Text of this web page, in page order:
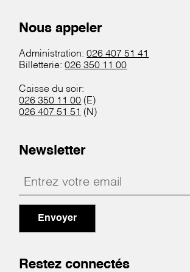
Nous appeler
Administration:026 407 51 41
Billetterie:026 350 11 00
Caisse du soir:
026 350 11 00 (E)
026 407 51 51 (N)
Newsletter
Envoyer
Restez connectés